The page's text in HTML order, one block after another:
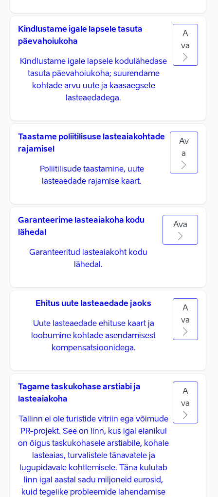
Kindlustame igale lapsele tasuta
päevahoiukoha
Kindlustame igale lapsele kodulähedase
tasuta päevahoiukoha; suurendame
kohtade arvu uute ja kaasaegsete
lasteaedadega.
A
va
Taastame poliitilisuse lasteaiakohtade
rajamisel
Poliitilisude taastamine, uute
lasteaedade rajamise kaart.
Av
a
Garanteerime lasteaiakoha kodu
lähedal
Garanteeritud lasteaiakoht kodu
lähedal.
Ava
Ehitus uute lasteaedade jaoks
Uute lasteaedade ehituse kaart ja
loobumine kohtade asendamisest
kompensatsioonidega.
A
va
Tagame taskukohase arstiabi ja
lasteaiakoha
Tallinn ei ole turistide vitriin ega võimude
PR-projekt. See on linn, kus igal elanikul
on õigus taskukohasele arstiabile, kohale
lasteaias, turvalistele tänavatele ja
lugupidavale kohtlemisele. Täna kulutab
linn igal aastal sadu miljoneid eurosid,
kuid tegelike probleemide lahendamise
A
va